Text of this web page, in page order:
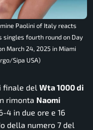
Paolini of Italy reacts
singles fourth round on Day
March 24, 2025 in Miami
Sipa USA)
finale del Wta 1000 di
rimonta Naomi
4 in due ore e 16
della numero 7 del